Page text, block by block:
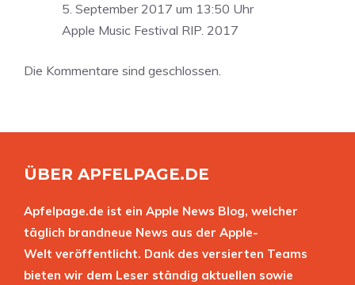
5. September 2017 um 13:50 Uhr
Apple Music Festival RIP. 2017
Die Kommentare sind geschlossen.
ÜBER APFELPAGE.DE
Apfelpage.de ist ein Apple News Blog, welcher
täglich brandneue News aus der Apple-
Welt veröffentlicht. Dank des versierten Teams
bieten wir dem Leser ständig aktuellen sowie